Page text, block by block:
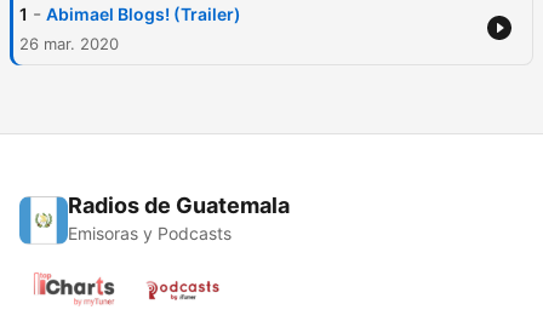
1 - Abimael Blogs! (Trailer)
26 mar. 2020
Radios de Guatemala
Emisoras y Podcasts